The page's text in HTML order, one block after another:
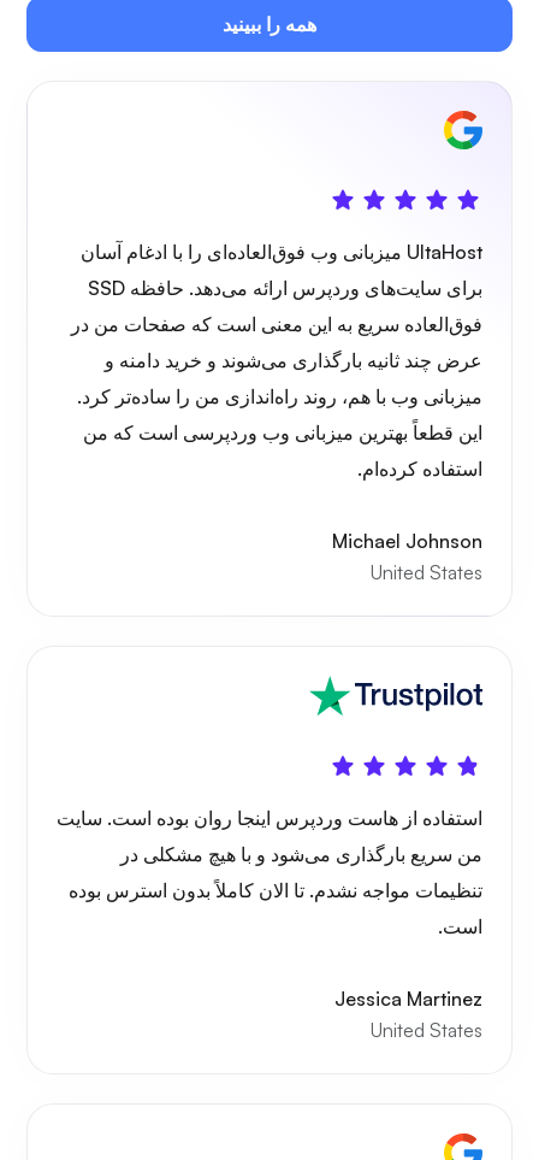
همه را ببینید
UltaHost میزبانی وب فوق‌العاده‌ای را با ادغام آسان
برای سایت‌های وردپرس ارائه می‌دهد. حافظه SSD
فوق‌العاده سریع به این معنی است که صفحات من در
عرض چند ثانیه بارگذاری می‌شوند و خرید دامنه و
میزبانی وب با هم، روند راه‌اندازی من را ساده‌تر کرد.
این قطعاً بهترین میزبانی وب وردپرسی است که من
استفاده کرده‌ام.
Michael Johnson
United States
استفاده از هاست وردپرس اینجا روان بوده است. سایت
من سریع بارگذاری می‌شود و با هیچ مشکلی در
تنظیمات مواجه نشدم. تا الان کاملاً بدون استرس بوده
است.
Jessica Martinez
United States